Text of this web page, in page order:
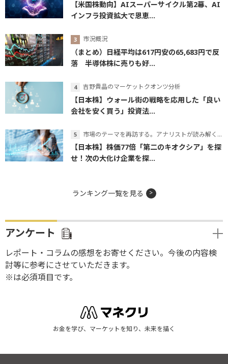
【米国株動向】AIスーパーサイクル第2幕、AI
インフラ投資拡大で恩恵...
市況概況
（まとめ）日経平均は617円安の65,683円で反
落 半導体株に売りも好...
吉野貴晶のマーケットクオンツ分析
【日本株】ウォール街の戦略を応用した「良い
会社を安く買う」投資法...
市場のテーマを再訪する。アナリストが読み解くテーマの本質
【日本株】株価77倍「第二のキオクシア」を探
せ！次の大化け企業を探...
ランキング一覧を見る
アンケート
レポート・コラムの感想をお寄せください。今後の内容検
討等に参考にさせていただきます。
※は必須項目です。
お金を学び、マーケットを知り、未来を描く